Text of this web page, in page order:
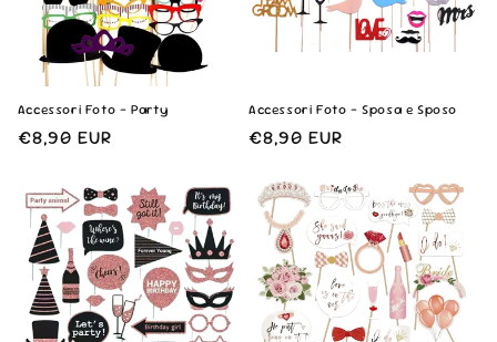
Accessori Foto - Party
Prezzo
listino
€8,90 EUR
Accessori Foto - Sposa e Sposo
Prezzo
listino
€8,90 EUR